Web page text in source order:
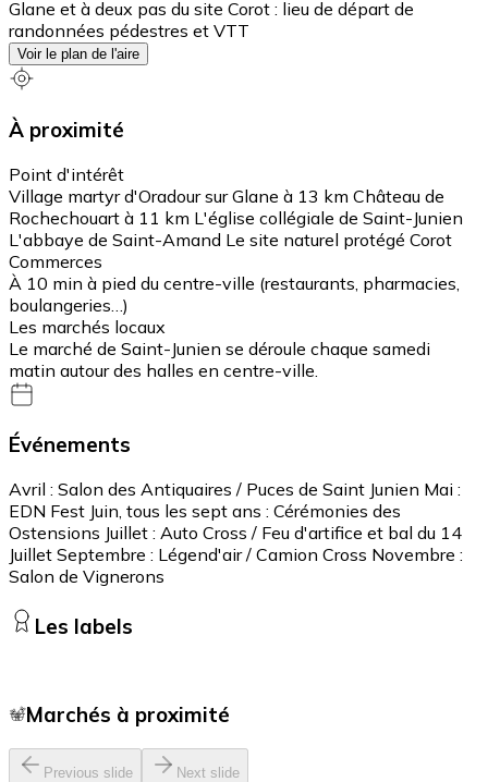
Glane et à deux pas du site Corot : lieu de départ de
randonnées pédestres et VTT
Voir le plan de l'aire
À proximité
Point d'intérêt
Village martyr d'Oradour sur Glane à 13 km Château de
Rochechouart à 11 km L'église collégiale de Saint-Junien
L'abbaye de Saint-Amand Le site naturel protégé Corot
Commerces
À 10 min à pied du centre-ville (restaurants, pharmacies,
boulangeries…)
Les marchés locaux
Le marché de Saint-Junien se déroule chaque samedi
matin autour des halles en centre-ville.
Événements
Avril : Salon des Antiquaires / Puces de Saint Junien Mai :
EDN Fest Juin, tous les sept ans : Cérémonies des
Ostensions Juillet : Auto Cross / Feu d'artifice et bal du 14
Juillet Septembre : Légend'air / Camion Cross Novembre :
Salon de Vignerons
Les labels
Marchés à proximité
Previous slide Next slide